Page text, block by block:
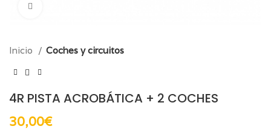
Inicio Coches y circuitos
4R PISTA ACROBÁTICA + 2 COCHES
30,00€